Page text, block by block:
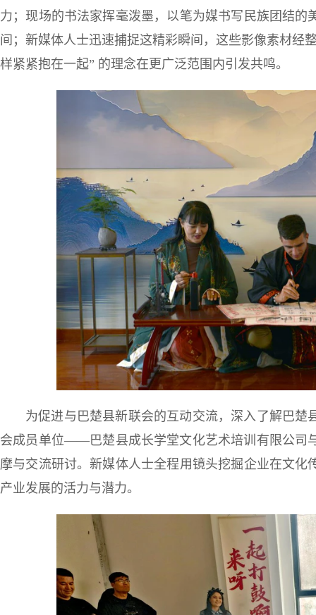
力；现场的书法家挥毫泼墨，以笔为媒书写民族团结
间；新媒体人士迅速捕捉这精彩瞬间，这些影像素材经
样紧紧抱在一起” 的理念在更广泛范围内引发共鸣。
为促进与巴楚县新联会的互动交流，深入了解巴
会成员单位——巴楚县成长学堂文化艺术培训有限公司
摩与交流研讨。新媒体人士全程用镜头挖掘企业在文
产业发展的活力与潜力。